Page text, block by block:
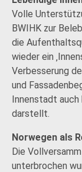
Volle
BWIHK zur
die
wieder ein
Verbesserung
und
Innenstadt auch
darstellt.
Norwegen als
Die
unterbrochen